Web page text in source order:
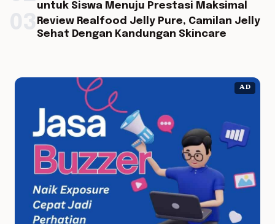
untuk Siswa Menuju Prestasi Maksimal
Review Realfood Jelly Pure, Camilan Jelly
Sehat Dengan Kandungan Skincare
AD